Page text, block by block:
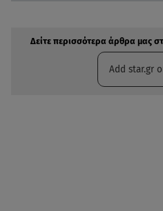
Δείτε περισσότερα άρθρα μας
Add star.gr